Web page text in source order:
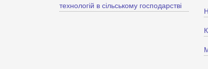
технологій в сільському господарстві